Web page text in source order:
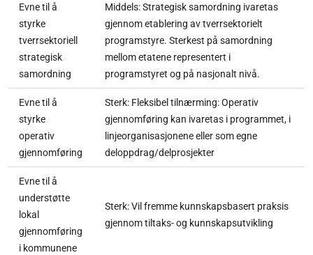
Evne til å
styrke
tverrsektoriell
strategisk
samordning
Middels: Strategisk samordning ivaretas
gjennom etablering av tverrsektorielt
programstyre. Sterkest på samordning
mellom etatene representert i
programstyret og på nasjonalt nivå.
Evne til å
styrke
operativ
gjennomføring
Sterk: Fleksibel tilnærming: Operativ
gjennomføring kan ivaretas i programmet, i
linjeorganisasjonene eller som egne
deloppdrag/delprosjekter
Evne til å
understøtte
lokal
gjennomføring
i kommunene
Sterk: Vil fremme kunnskapsbasert praksis
gjennom tiltaks- og kunnskapsutvikling